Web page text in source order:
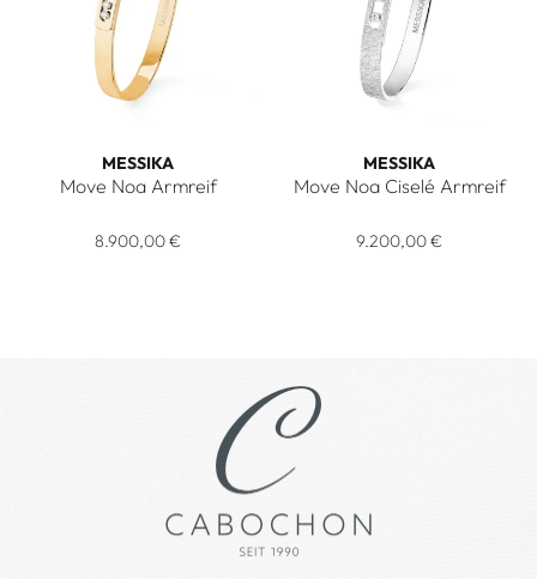
MESSIKA
Move Noa Armreif
8.900,00 €
MESSIKA
Move Noa Ciselé Armreif
9.200,00 €